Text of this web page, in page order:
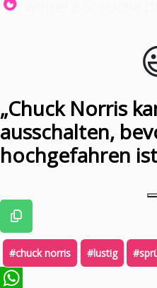
WhatsApp
Weitere Sprüche
„Chuck Norris
ausschalten,
hochgefahren
#chuck norris #lustig